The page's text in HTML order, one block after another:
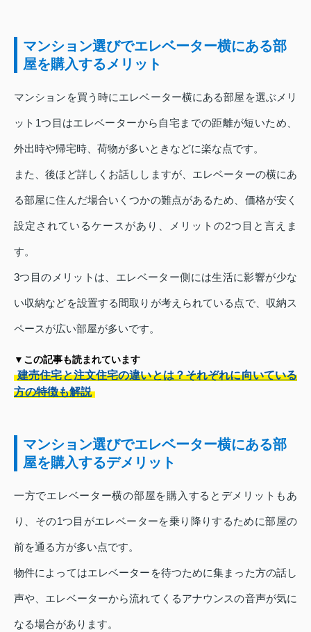
マンション選びでエレベーター横にある部
屋を購入するメリット
マンションを買う時にエレベーター横にある部屋を選ぶメリ
ット1つ目はエレベーターから自宅までの距離が短いため、
外出時や帰宅時、荷物が多いときなどに楽な点です。
また、後ほど詳しくお話ししますが、エレベーターの横にあ
る部屋に住んだ場合いくつかの難点があるため、価格が安く
設定されているケースがあり、メリットの2つ目と言えま
す。
3つ目のメリットは、エレベーター側には生活に影響が少な
い収納などを設置する間取りが考えられている点で、収納ス
ペースが広い部屋が多いです。
▼この記事も読まれています
建売住宅と注文住宅の違いとは？それぞれに向いている
方の特徴も解説
マンション選びでエレベーター横にある部
屋を購入するデメリット
一方でエレベーター横の部屋を購入するとデメリットもあ
り、その1つ目がエレベーターを乗り降りするために部屋の
前を通る方が多い点です。
物件によってはエレベーターを待つために集まった方の話し
声や、エレベーターから流れてくるアナウンスの音声が気に
なる場合があります。